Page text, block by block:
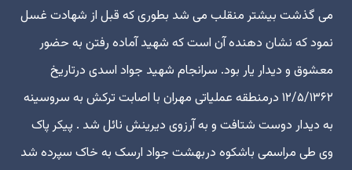
می گذشت بیشتر منقلب می شد بطوری که قبل از شهادت غسل
نمود که نشان دهنده آن است که شهید آماده رفتن به حضور
معشوق و دیدار یار بود. سرانجام شهید جواد اسدی درتاریخ
۱۲/۵/۱۳۶۲ درمنطقه عملیاتی مهران با اصابت ترکش به سروسینه
به دیدار دوست شتافت و به آرزوی دیرینش نائل شد . پیکر پاک
وی طی مراسمی باشکوه دربهشت جواد ارسک به خاک سپرده شد